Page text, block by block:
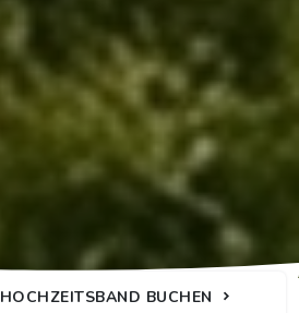
HOCHZEITSBAND BUCHEN